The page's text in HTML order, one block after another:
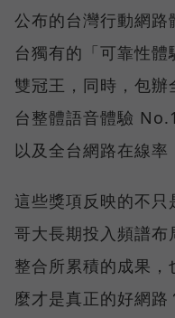
公布的台灣行動網
台獨有的「可靠性
雙冠王，同時，包
台整體語音體驗
以及全台網路在線率
這些獎項反映的不
哥大長期投入頻譜
整合所累積的成果
麼才是真正的好網路